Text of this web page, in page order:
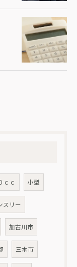
ｃｃ 小型
スリー
加古川市
三木市